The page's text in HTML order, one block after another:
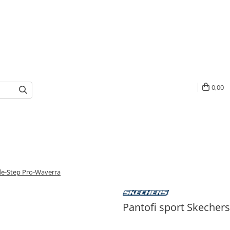
0,00
Step Pro-Waverra
Pantofi sport